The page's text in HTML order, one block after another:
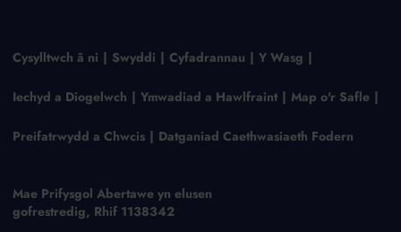
Cysylltwch â ni Swyddi Cyfadrannau Y Wasg
Iechyd a Diogelwch Ymwadiad a Hawlfraint Map o'r Safle
Preifatrwydd a Chwcis Datganiad Caethwasiaeth Fodern
Mae Prifysgol Abertawe yn elusen
gofrestredig, Rhif 1138342